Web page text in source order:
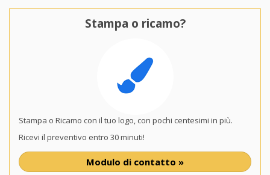
Stampa o ricamo?
Stampa o Ricamo con il tuo logo, con pochi centesimi in più.
Ricevi il preventivo entro 30 minuti!
Modulo di contatto »